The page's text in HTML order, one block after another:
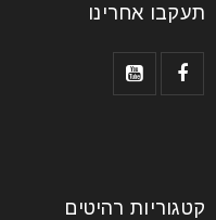
תעקבו אחרינו
קטגוריות רהיטים